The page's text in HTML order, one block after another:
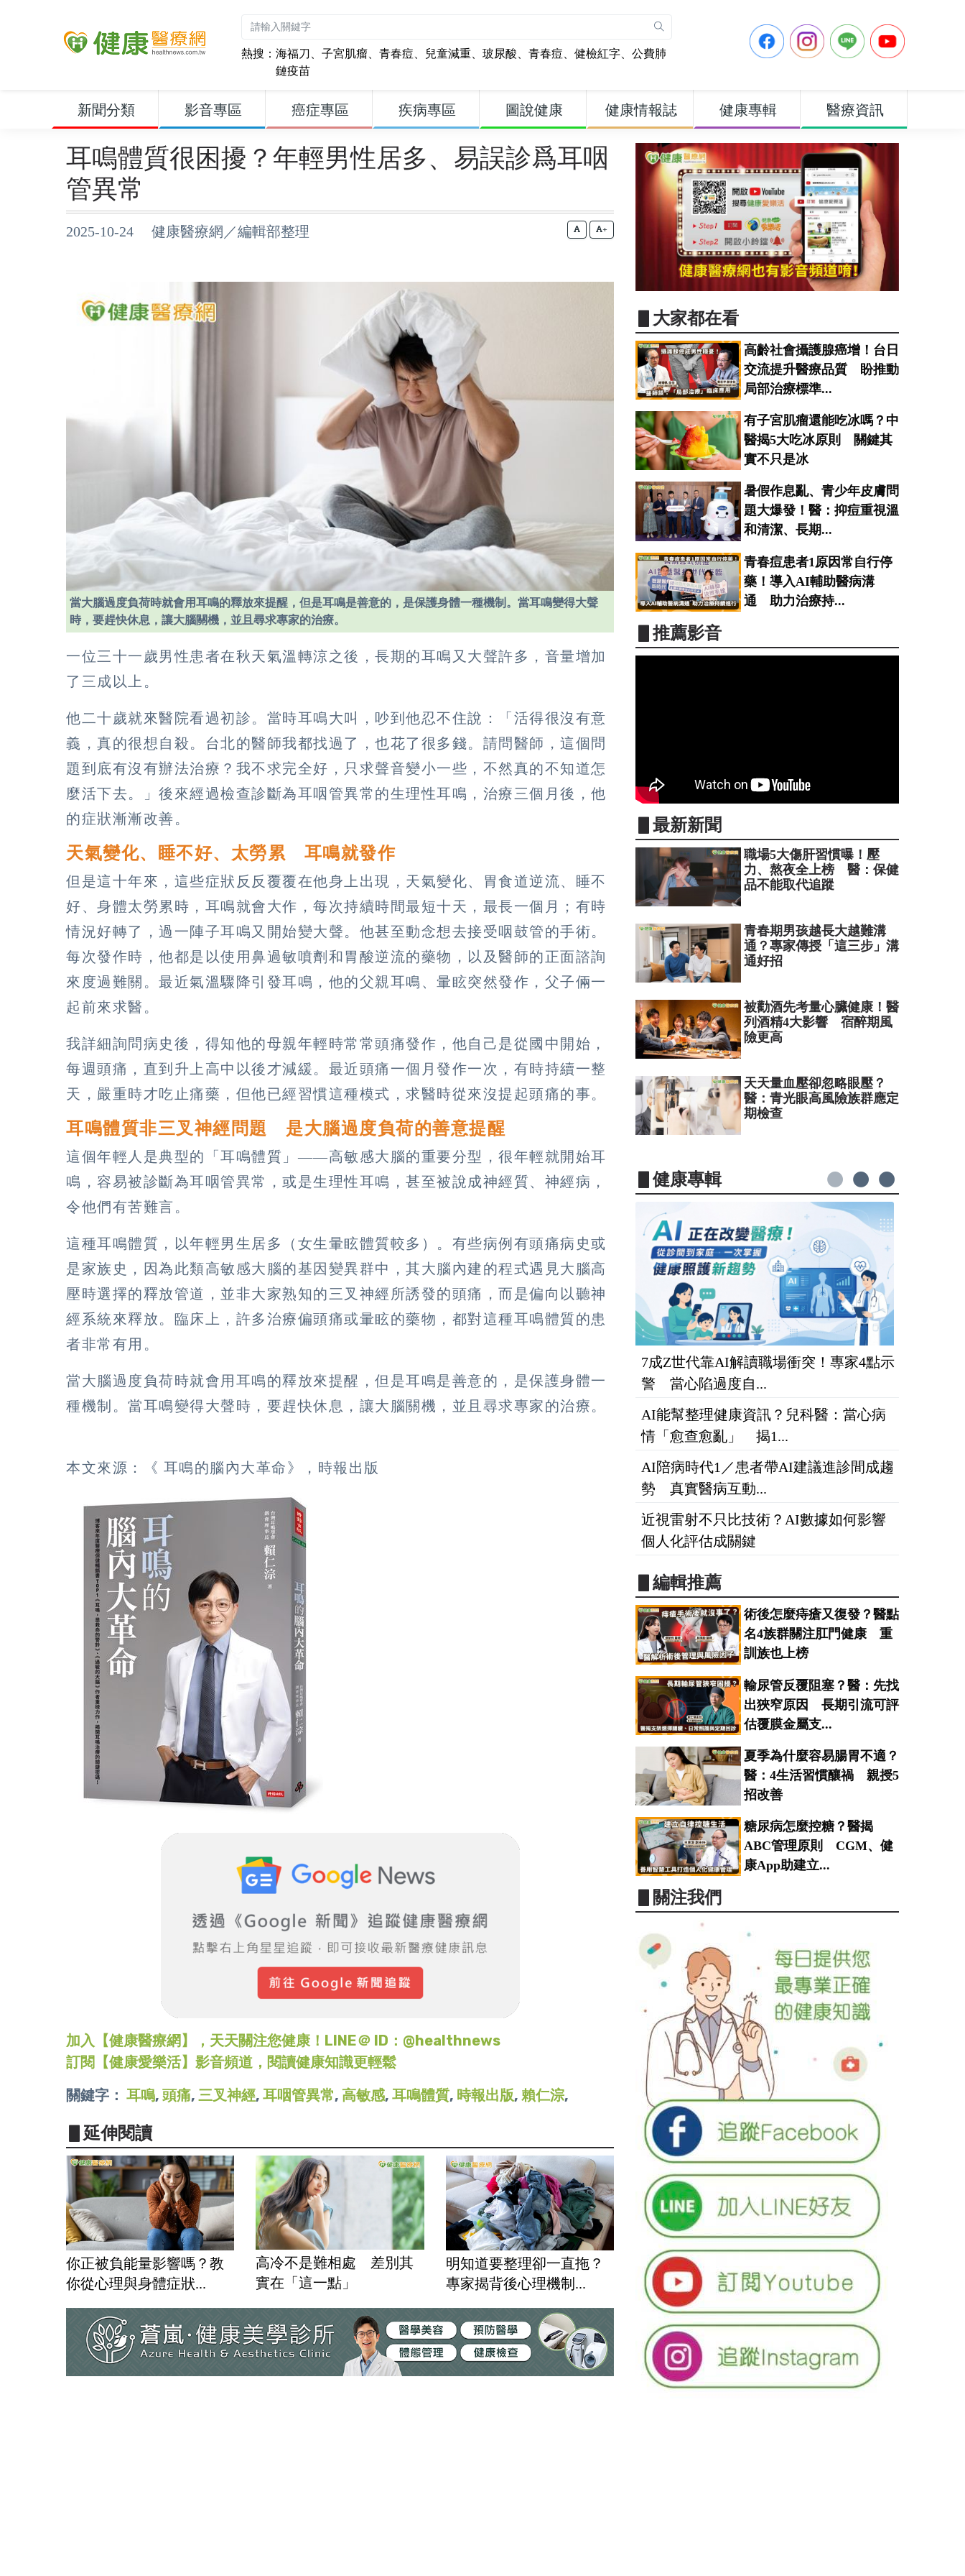
熱搜： 海福刀 、 子宮肌瘤、 青春痘、 兒童減重、 玻尿酸、 青春痘、 健檢紅字、 公費肺
鏈疫苗
新聞分類 影音專區 癌症專區 疾病專區 圖說健康 健康情報誌 健康專輯 醫療資訊
耳鳴體質很困擾？年輕男性居多、易誤診爲耳咽
管異常
2025-10-24 健康醫療網／編輯部整理 +
當大腦過度負荷時就會用耳鳴的釋放來提醒，但是耳鳴是善意的，是保護身體一種機制。當耳鳴變得大聲
時，要趕快休息，讓大腦關機，並且尋求專家的治療。
一位三十一歲男性患者在秋天氣溫轉涼之後，長期的耳鳴又大聲許多，音量增加
了三成以上。
他二十歲就來醫院看過初診。當時耳鳴大叫，吵到他忍不住說：「活得很沒有意
義，真的很想自殺。台北的醫師我都找過了，也花了很多錢。請問醫師，這個問
題到底有沒有辦法治療？我不求完全好，只求聲音變小一些，不然真的不知道怎
麼活下去。」後來經過檢查診斷為耳咽管異常的生理性耳鳴，治療三個月後，他
的症狀漸漸改善。
天氣變化、睡不好、太勞累 耳鳴就發作
但是這十年來，這些症狀反反覆覆在他身上出現，天氣變化、胃食道逆流、睡不
好、身體太勞累時，耳鳴就會大作，每次持續時間最短十天，最長一個月；有時
情況好轉了，過一陣子耳鳴又開始變大聲。他甚至動念想去接受咽鼓管的手術。
每次發作時，他都是以使用鼻過敏噴劑和胃酸逆流的藥物，以及醫師的正面諮詢
來度過難關。最近氣溫驟降引發耳鳴，他的父親耳鳴、暈眩突然發作，父子倆一
起前來求醫。
我詳細詢問病史後，得知他的母親年輕時常常頭痛發作，他自己是從國中開始，
每週頭痛，直到升上高中以後才減緩。最近頭痛一個月發作一次，有時持續一整
天，嚴重時才吃止痛藥，但他已經習慣這種模式，求醫時從來沒提起頭痛的事。
耳鳴體質非三叉神經問題 是大腦過度負荷的善意提醒
這個年輕人是典型的「耳鳴體質」——高敏感大腦的重要分型，很年輕就開始耳
鳴，容易被診斷為耳咽管異常，或是生理性耳鳴，甚至被說成神經質、神經病，
令他們有苦難言。
這種耳鳴體質，以年輕男生居多（女生暈眩體質較多）。有些病例有頭痛病史或
是家族史，因為此類高敏感大腦的基因變異群中，其大腦內建的程式遇見大腦高
壓時選擇的釋放管道，並非大家熟知的三叉神經所誘發的頭痛，而是偏向以聽神
經系統來釋放。臨床上，許多治療偏頭痛或暈眩的藥物，都對這種耳鳴體質的患
者非常有用。
當大腦過度負荷時就會用耳鳴的釋放來提醒，但是耳鳴是善意的，是保護身體一
種機制。當耳鳴變得大聲時，要趕快休息，讓大腦關機，並且尋求專家的治療。
本文來源：《 耳鳴的腦內大革命》，時報出版
加入【健康醫療網】，天天關注您健康！LINE＠ ID：@healthnews
訂閱【健康愛樂活】影音頻道，閱讀健康知識更輕鬆
關鍵字： 耳鳴, 頭痛, 三叉神經, 耳咽管異常, 高敏感, 耳鳴體質, 時報出版, 賴仁淙,
▋延伸閱讀
你正被負能量影響嗎？教
你從心理與身體症狀...
高冷不是難相處 差別其
實在「這一點」
明知道要整理卻一直拖？
專家揭背後心理機制...
▋大家都在看
高齡社會攝護腺癌增！台日
交流提升醫療品質 盼推動
局部治療標準...
有子宮肌瘤還能吃冰嗎？中
醫揭5大吃冰原則 關鍵其
實不只是冰
暑假作息亂、青少年皮膚問
題大爆發！醫：抑痘重視溫
和清潔、長期...
青春痘患者1原因常自行停
藥！導入AI輔助醫病溝
通 助力治療持...
▋推薦影音
▋最新新聞
職場5大傷肝習慣曝！壓
力、熬夜全上榜 醫：保健
品不能取代追蹤
青春期男孩越長大越難溝
通？專家傳授「這三步」溝
通好招
被勸酒先考量心臟健康！醫
列酒精4大影響 宿醉期風
險更高
天天量血壓卻忽略眼壓？
醫：青光眼高風險族群應定
期檢查
▋健康專輯
7成Z世代靠AI解讀職場衝突！專家4點示
警 當心陷過度自...
AI能幫整理健康資訊？兒科醫：當心病
情「愈查愈亂」 揭1...
AI陪病時代1／患者帶AI建議進診間成趨
勢 真實醫病互動...
近視雷射不只比技術？AI數據如何影響
個人化評估成關鍵
▋編輯推薦
術後怎麼痔瘡又復發？醫點
名4族群關注肛門健康 重
訓族也上榜
輸尿管反覆阻塞？醫：先找
出狹窄原因 長期引流可評
估覆膜金屬支...
夏季為什麼容易腸胃不適？
醫：4生活習慣釀禍 親授5
招改善
糖尿病怎麼控糖？醫揭
ABC管理原則 CGM、健
康App助建立...
▋關注我們